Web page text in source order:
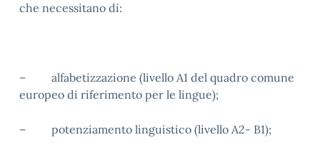
che necessitano di:
– alfabetizzazione (livello A1 del quadro comune
europeo di riferimento per le lingue);
– potenziamento linguistico (livello A2- B1);